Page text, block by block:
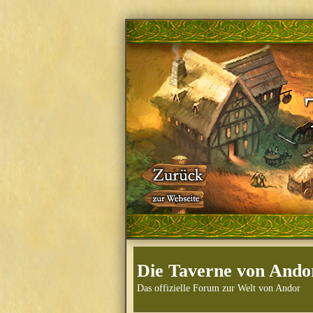
Die Taverne von
Das offizielle Forum zur Welt von Andor